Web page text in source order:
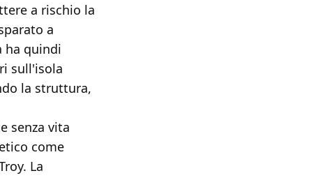
a rischio la
a
ha quindi
sull'isola
la struttura,
senza vita
come
La